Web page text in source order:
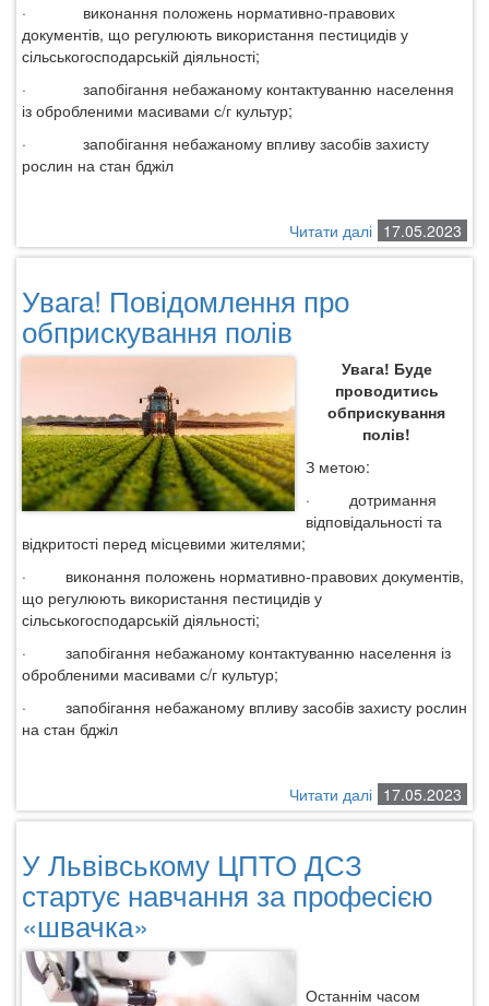
·
виконання положень нормативно-правових
документів, що регулюють використання пестицидів у
сільськогосподарській діяльності;
·
запобігання небажаному контактуванню населення
із обробленими масивами с/г культур;
·
запобігання небажаному впливу засобів захисту
рослин на стан бджіл
17.05.2023
Читати далі про
Увага!
Увага! Повідомлення про
обприскування полів
Увага! Буде
проводитись
обприскування
полів!
З метою:
·
дотримання
відповідальності та
відкритості перед місцевими жителями;
·
виконання положень нормативно-правових документів,
що регулюють використання пестицидів у
сільськогосподарській діяльності;
·
запобігання небажаному контактуванню населення із
обробленими масивами с/г культур;
·
запобігання небажаному впливу засобів захисту рослин
на стан бджіл
17.05.2023
Читати далі про
Увага!
обприскування
полів
У Львівському ЦПТО ДСЗ
стартує навчання за професією
«швачка»
Останнім часом